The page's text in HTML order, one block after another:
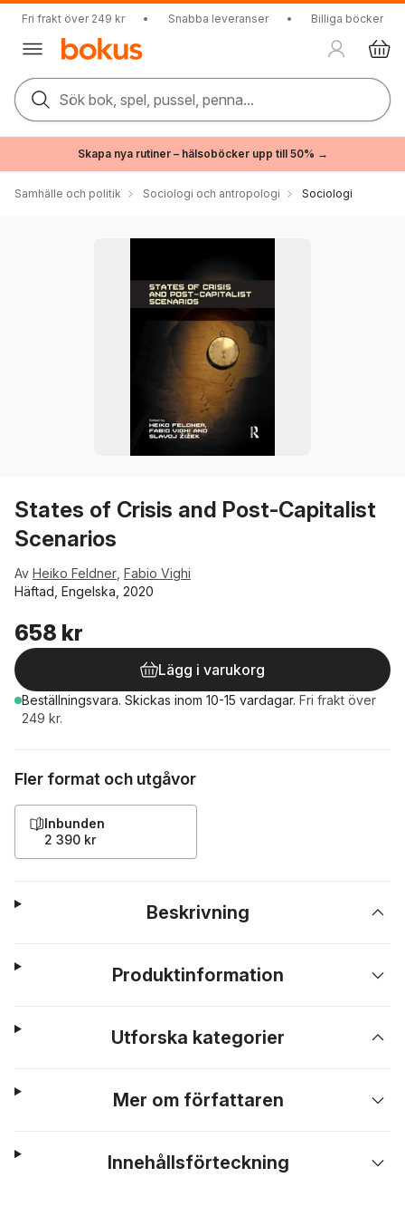
Fri frakt över 249 kr • Snabba leveranser • Billiga böcker
Sök bok, spel, pussel, penna...
Skapa nya rutiner – hälsoböcker upp till 50% →
Samhälle och politik Sociologi och antropologi Sociologi
States of Crisis and Post-Capitalist
Scenarios
Av Heiko Feldner Fabio Vighi
Häftad, Engelska, 2020
658 kr
Lägg i varukorg
Beställningsvara. Skickas inom 10-15 vardagar. Fri frakt över
249 kr.
Fler format och utgåvor
Inbunden
2 390 kr
Beskrivning
Produktinformation
Utforska kategorier
Mer om författaren
Innehållsförteckning